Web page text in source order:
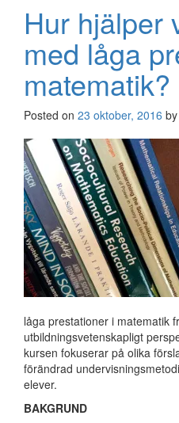
Hur hjälper
med låga
matematik?
Posted on 23 oktober, 2016 by
låga prestationer i matematik
utbildningsvetenskapligt
kursen fokuserar på olika
förändrad
elever.
BAKGRUND